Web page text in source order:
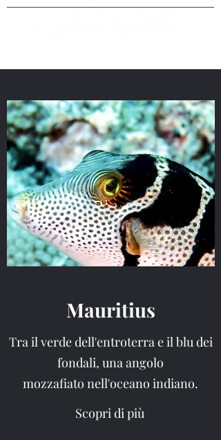
Mauritius
Tra il verde dell'entroterra e il blu dei
fondali, una angolo
mozzafiato nell'oceano indiano.
Scopri di più